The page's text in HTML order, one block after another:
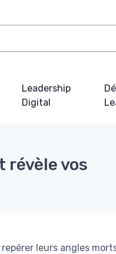
Leadership
Digital
révèle vos
leurs angles